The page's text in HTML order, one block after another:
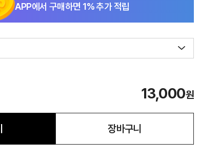
APP에서 구매하면 1% 추가 적립
13,000원
장바구니